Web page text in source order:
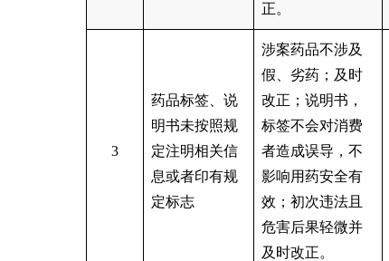
正。
3
药品标签、说
明书未按照规
定注明相关信
息或者印有规
定标志
涉案药品不涉及
假、劣药；及时
改正；说明书，
标签不会对消费
者造成误导，不
影响用药安全有
效；初次违法且
危害后果轻微并
及时改正。